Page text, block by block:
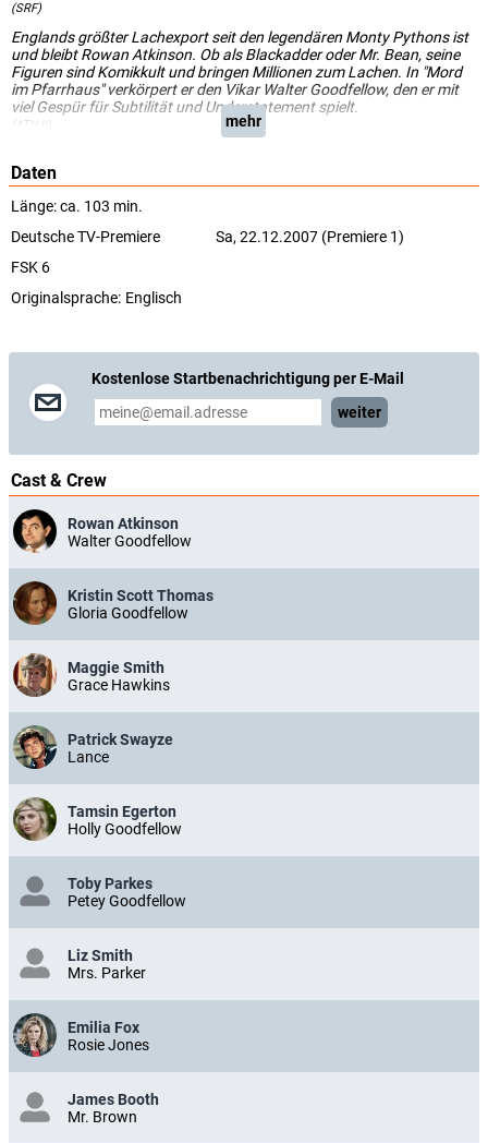
(SRF)
Englands größter Lachexport seit den legendären Monty Pythons ist
und bleibt Rowan Atkinson. Ob als Blackadder oder Mr. Bean, seine
Figuren sind Komikkult und bringen Millionen zum Lachen. In "Mord
im Pfarrhaus" verkörpert er den Vikar Walter Goodfellow, den er mit
viel Gespür für Subtilität und Understatement spielt.
(ATV II) mehr
Daten
Länge: ca. 103 min.
Deutsche TV-Premiere
Sa, 22.12.2007 (Premiere 1)
FSK 6
Originalsprache: Englisch
Kostenlose Startbenachrichtigung per E-Mail
weiter
Cast & Crew
Rowan Atkinson
Walter Goodfellow
Kristin Scott Thomas
Gloria Goodfellow
Maggie Smith
Grace Hawkins
Patrick Swayze
Lance
Tamsin Egerton
Holly Goodfellow
Toby Parkes
Petey Goodfellow
Liz Smith
Mrs. Parker
Emilia Fox
Rosie Jones
James Booth
Mr. Brown